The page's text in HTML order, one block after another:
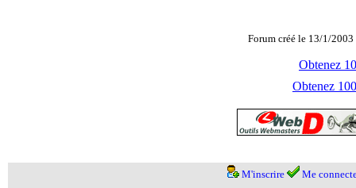
Forum créé le 13/1/
Obtenez
Obtenez
M'inscrire Me